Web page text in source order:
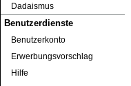
Dadaismus
Benutzerdienste
Benutzerkonto
Erwerbungsvorschlag
Hilfe